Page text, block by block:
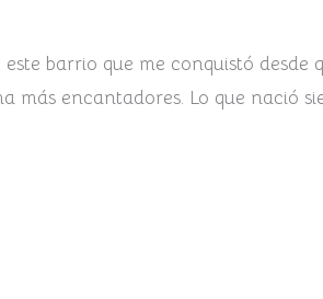
barrio que me conquistó desde
más encantadores. Lo que nació